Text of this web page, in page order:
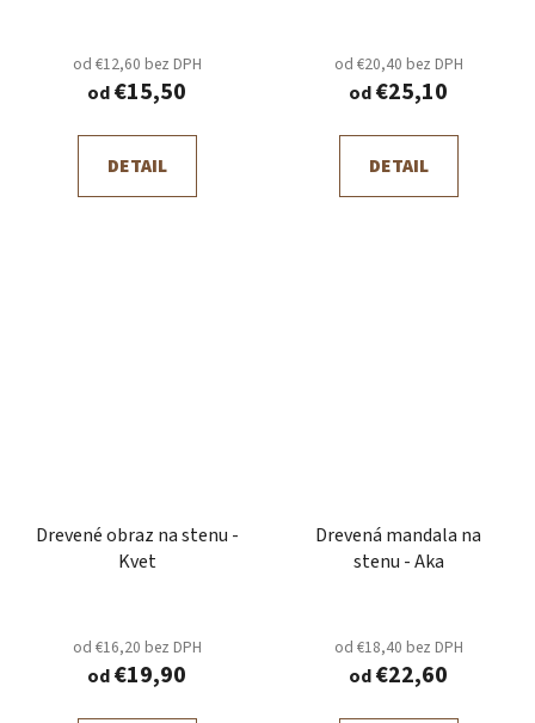
od €12,60 bez DPH
od€15,50
DETAIL
od €20,40 bez DPH
od€25,10
DETAIL
Drevené obraz na stenu -
Kvet
od €16,20 bez DPH
od€19,90
Drevená mandala na
stenu - Aka
od €18,40 bez DPH
od€22,60